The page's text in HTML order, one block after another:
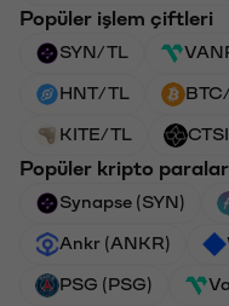
Popüler işlem çiftleri
SYN/TL
HNT/TL
KITE/TL
Popüler kripto paralar
Synapse (SYN)
Ankr (ANKR)
PSG (PSG)